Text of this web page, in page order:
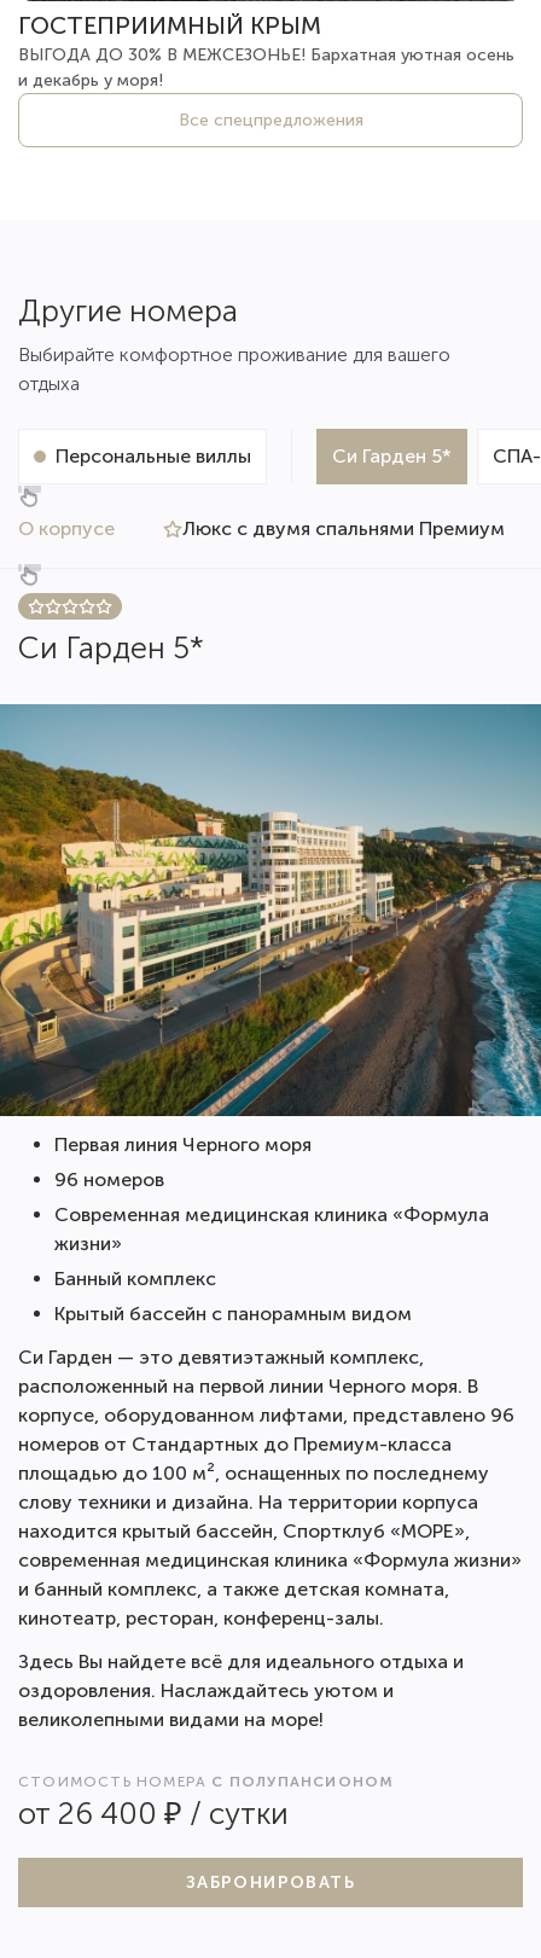
ГОСТЕПРИИМНЫЙ КРЫМ
ВЫГОДА ДО 30% В МЕЖСЕЗОНЬЕ! Бархатная уютная осень
и декабрь у моря!
Все спецпредложения
Другие номера
Выбирайте комфортное проживание для вашего
отдыха
Персональные виллы Си Гарден 5* СПА-
О корпусе Люкс с двумя спальнями Премиум
Си Гарден 5*
Первая линия Черного моря
96 номеров
Современная медицинская клиника «Формула
жизни»
Банный комплекс
Крытый бассейн с панорамным видом
Си Гарден — это девятиэтажный комплекс,
расположенный на первой линии Черного моря. В
корпусе, оборудованном лифтами, представлено 96
номеров от Стандартных до Премиум-класса
площадью до 100 м², оснащенных по последнему
слову техники и дизайна. На территории корпуса
находится крытый бассейн, Спортклуб «МОРЕ»,
современная медицинская клиника «Формула жизни»
и банный комплекс, а также детская комната,
кинотеатр, ресторан, конференц-залы.
Здесь Вы найдете всё для идеального отдыха и
оздоровления. Наслаждайтесь уютом и
великолепными видами на море!
СТОИМОСТЬ НОМЕРА С ПОЛУПАНСИОНОМ
от 26 400 ₽ / сутки
ЗАБРОНИРОВАТЬ